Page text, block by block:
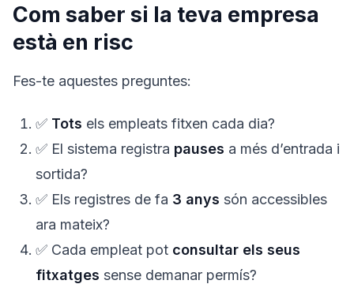
Com saber si la teva empresa
està en risc
Fes-te aquestes preguntes:
✅ Tots els empleats fitxen cada dia?
✅ El sistema registra pauses a més d’entrada i
sortida?
✅ Els registres de fa 3 anys són accessibles
ara mateix?
✅ Cada empleat pot consultar els seus
fitxatges sense demanar permís?